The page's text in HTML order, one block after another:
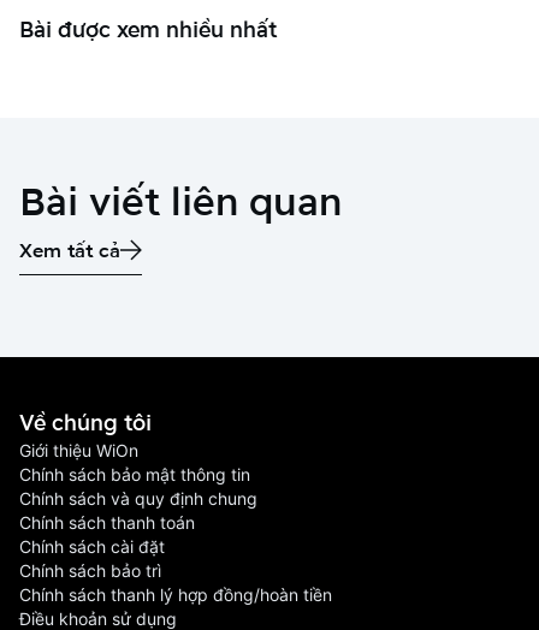
Bài được xem nhiều nhất
Bài viết liên quan
Xem tất cả
Về chúng tôi
Giới thiệu WiOn
Chính sách bảo mật thông tin
Chính sách và quy định chung
Chính sách thanh toán
Chính sách cài đặt
Chính sách bảo trì
Chính sách thanh lý hợp đồng/hoàn tiền
Điều khoản sử dụng